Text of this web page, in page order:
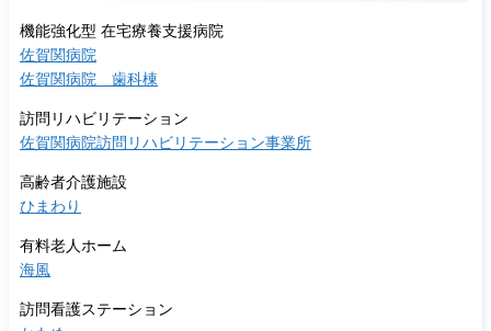
機能強化型 在宅療養支援病院
佐賀関病院
佐賀関病院 歯科棟
訪問リハビリテーション
佐賀関病院訪問リハビリテーション事業所
高齢者介護施設
ひまわり
有料老人ホーム
海風
訪問看護ステーション